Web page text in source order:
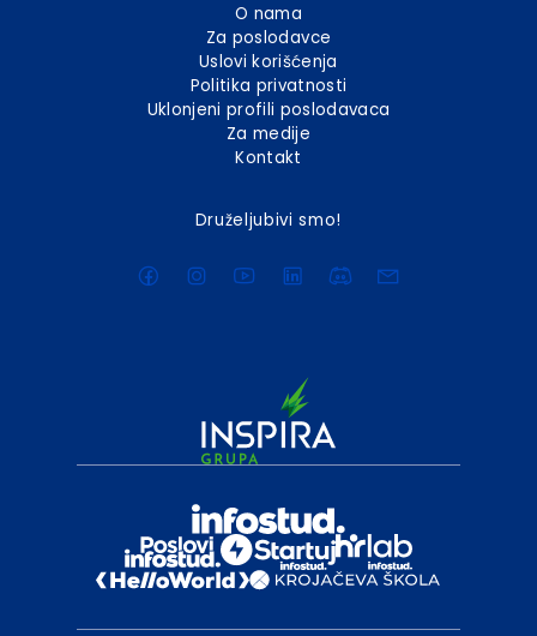
O nama
Za poslodavce
Uslovi korišćenja
Politika privatnosti
Uklonjeni profili poslodavaca
Za medije
Kontakt
Druželjubivi smo!